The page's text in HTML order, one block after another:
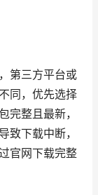
第三方平台或
同，优先选择
完整且最新，
致下载中断，
官网下载完整